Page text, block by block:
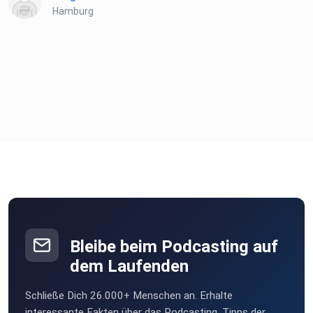
Hamburg
Bleibe beim Podcasting auf
dem Laufenden
Schließe Dich 26.000+ Menschen an. Erhalte